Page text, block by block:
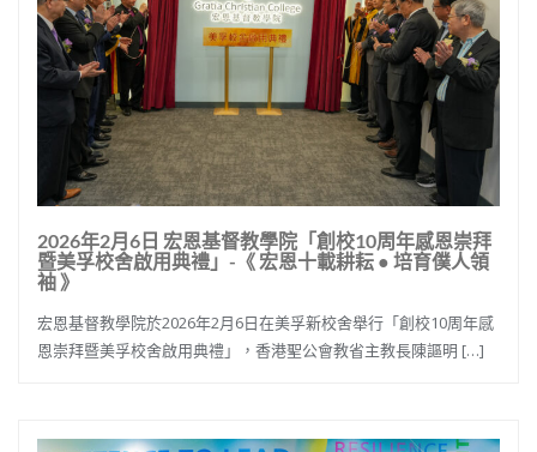
2026年2月6日 宏恩基督教學院「創校10周年感恩崇拜
暨美孚校舍啟用典禮」-《 宏恩十載耕耘 ● 培育僕人領
袖 》
宏恩基督教學院於2026年2月6日在美孚新校舍舉行「創校10周年感
恩崇拜暨美孚校舍啟用典禮」，香港聖公會教省主教長陳謳明 […]